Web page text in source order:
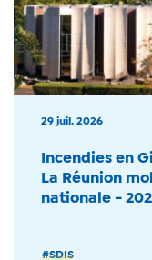
29 juil. 2026
Incendies en
La Réunion
nationale -
#SDIS